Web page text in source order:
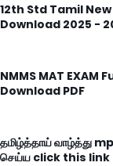
12th Std Tamil
Download 2025 -
NMMS MAT EXAM
Download PDF
தமிழ்த்தாய் வாழ்த்து
செய்ய click this link